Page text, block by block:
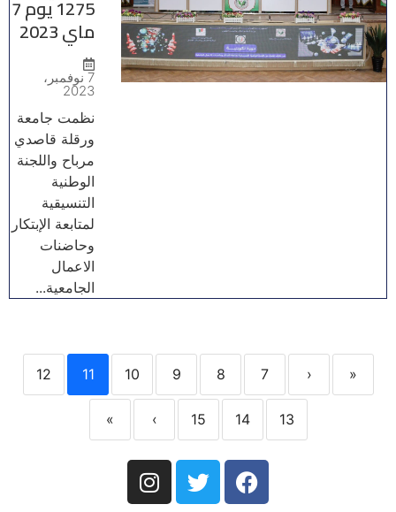
1275 يوم 7
ماي 2023
7 نوفمبر،
2023
نظمت جامعة
ورقلة قاصدي
مرباح واللجنة
الوطنية
التنسيقية
لمتابعة الإبتكار
وحاضنات
الاعمال
الجامعية...
«
‹
7
8
9
10
11
12
13
14
15
›
»